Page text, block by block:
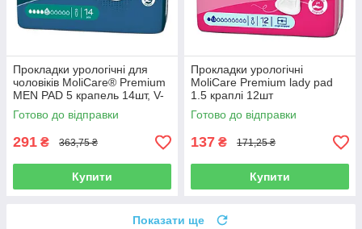
Прокладки урологічні для
чоловіків MoliCare® Premium
MEN PAD 5 крапель 14шт, V-
подібної форми з манжетами
Готово до відправки
291 ₴ 363,75 ₴
Купити
Прокладки урологічні
MoliCare Premium lady pad
1.5 краплі 12шт
Готово до відправки
137 ₴ 171,25 ₴
Купити
Показати ще